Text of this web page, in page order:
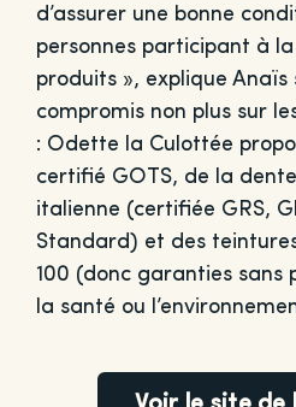
d’assurer une bonne
personnes participant à
produits », explique Anaïs
compromis non plus sur
: Odette la Culottée
certifié GOTS, de la
italienne (certifiée GRS,
Standard) et des
100 (donc garanties sans
la santé ou